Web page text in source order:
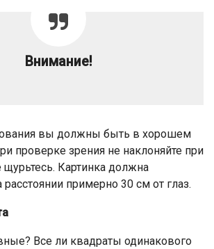
Внимание!
вы должны быть в хорошем
проверке зрения не наклоняйте при
щурьтесь. Картинка должна
расстоянии примерно 30 см от глаз.
Все ли квадраты одинакового